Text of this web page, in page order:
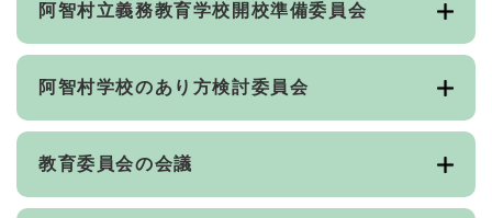
阿智村立義務教育学校開校準備委員会
阿智村学校のあり方検討委員会
教育委員会の会議